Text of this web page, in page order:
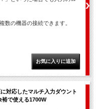
数の機器の接続できます。
対応したマルチ入力ダウント
裕で使える1700W